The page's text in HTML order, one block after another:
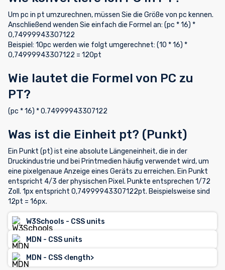
Um pc in pt umzurechnen, müssen Sie die Größe von pc kennen.
Anschließend wenden Sie einfach die Formel an: (pc * 16) *
0,74999943307122
Beispiel: 10pc werden wie folgt umgerechnet: (10 * 16) *
0,74999943307122 = 120pt
Wie lautet die Formel von PC zu
PT?
(pc * 16) * 0.74999943307122
Was ist die Einheit pt? (Punkt)
Ein Punkt (pt) ist eine absolute Längeneinheit, die in der
Druckindustrie und bei Printmedien häufig verwendet wird, um
eine pixelgenaue Anzeige eines Geräts zu erreichen. Ein Punkt
entspricht 4/3 der physischen Pixel. Punkte entsprechen 1/72
Zoll. 1px entspricht 0,74999943307122pt. Beispielsweise sind
12pt = 16px.
W3Schools - CSS units
MDN - CSS units
MDN - CSS <length>